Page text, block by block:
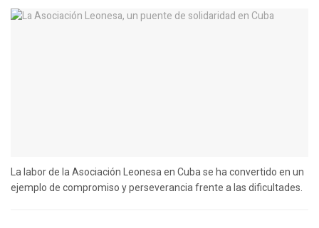
La labor de la Asociación Leonesa en Cuba se ha convertido en un
ejemplo de compromiso y perseverancia frente a las dificultades.